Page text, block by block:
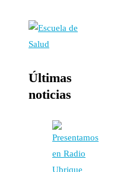
Últimas
noticias